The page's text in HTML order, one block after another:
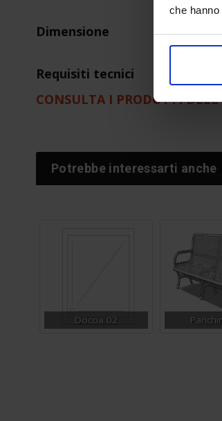
che
Dimensione
Requisiti tecnici
CONSULTA I PRODOTTI
Potrebbe interessarti anche
Doccia 02